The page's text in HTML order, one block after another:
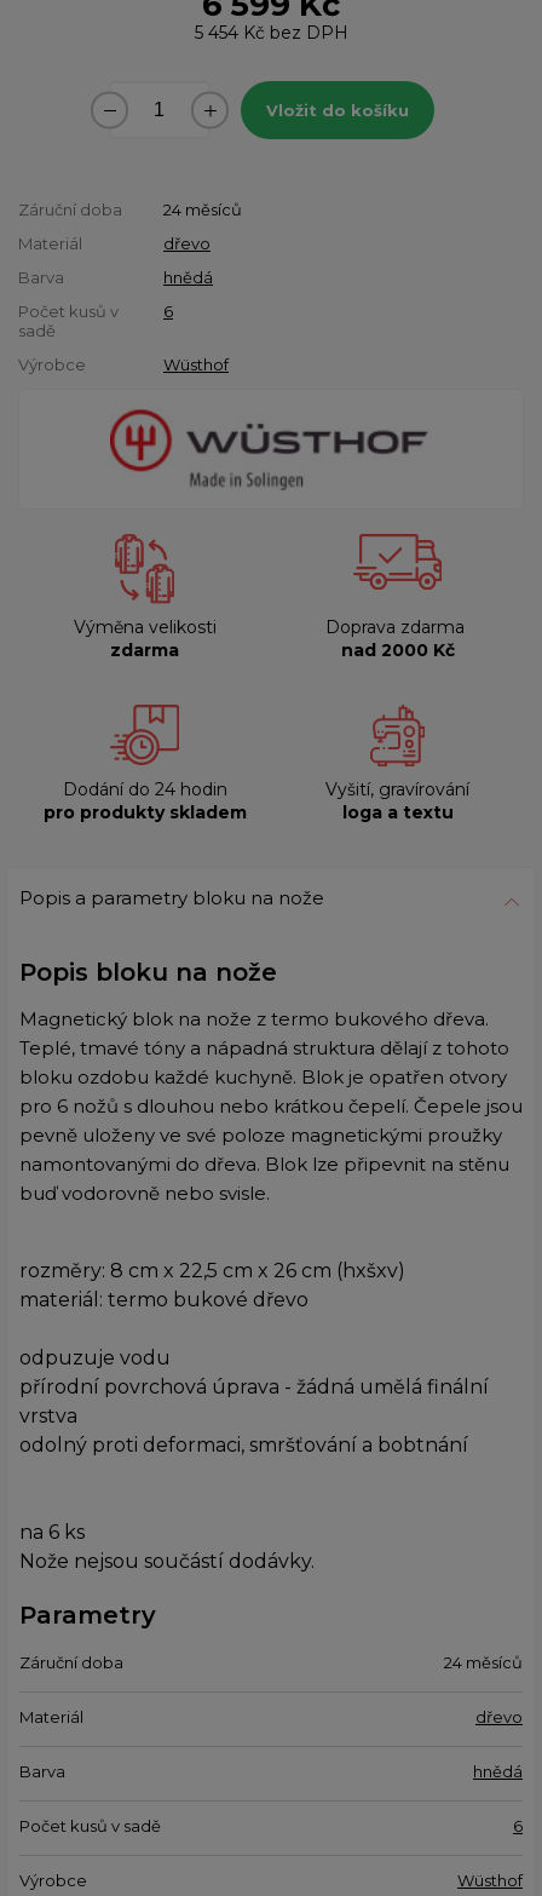
5 454 Kč bez DPH
Vložit do košíku
Záruční doba
24 měsíců
Materiál
dřevo
Barva
hnědá
Počet kusů v
sadě
6
Výrobce Wüsthof
Výměna velikosti
zdarma
Doprava zdarma
nad 2000 Kč
Dodání do 24 hodin
pro produkty skladem
Vyšití, gravírování
loga a textu
Popis a parametry bloku na nože
Popis bloku na nože
Magnetický blok na nože z termo bukového dřeva.
Teplé, tmavé tóny a nápadná struktura dělají z tohoto
bloku ozdobu každé kuchyně. Blok je opatřen otvory
pro 6 nožů s dlouhou nebo krátkou čepelí. Čepele jsou
pevně uloženy ve své poloze magnetickými proužky
namontovanými do dřeva. Blok lze připevnit na stěnu
buď vodorovně nebo svisle.
rozměry: 8 cm x 22,5 cm x 26 cm (hxšxv)
materiál: termo bukové dřevo
odpuzuje vodu
přírodní povrchová úprava - žádná umělá finální
vrstva
odolný proti deformaci, smršťování a bobtnání
na 6 ks
Nože nejsou součástí dodávky.
Parametry
Záruční doba 24 měsíců
Materiál dřevo
Barva hnědá
Počet kusů v sadě 6
Výrobce Wüsthof